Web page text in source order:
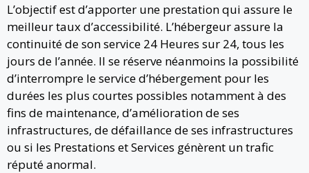
L’objectif est d’apporter une prestation qui assure le
meilleur taux d’accessibilité. L’hébergeur assure la
continuité de son service 24 Heures sur 24, tous les
jours de l’année. Il se réserve néanmoins la possibilité
d’interrompre le service d’hébergement pour les
durées les plus courtes possibles notamment à des
fins de maintenance, d’amélioration de ses
infrastructures, de défaillance de ses infrastructures
ou si les Prestations et Services génèrent un trafic
réputé anormal.